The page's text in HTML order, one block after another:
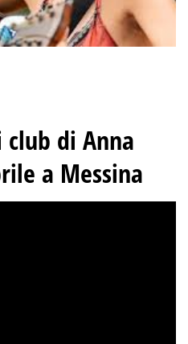
di Anna
a Messina